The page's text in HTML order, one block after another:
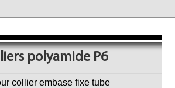
polyamide P6
collier embase fixe tube